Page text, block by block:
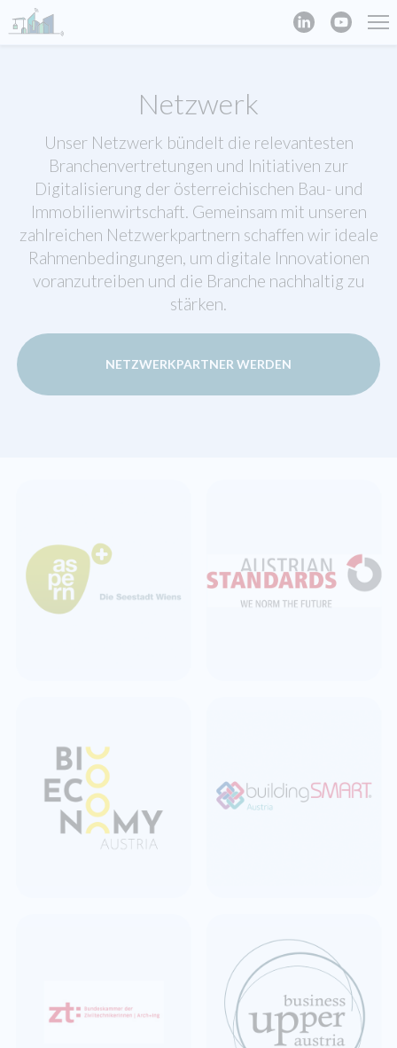
Netzwerk
Unser Netzwerk bündelt die relevantesten
Branchenvertretungen und Initiativen zur
Digitalisierung der österreichischen Bau- und
Immobilienwirtschaft. Gemeinsam mit unseren
zahlreichen Netzwerkpartnern schaffen wir ideale
Rahmenbedingungen, um digitale Innovationen
voranzutreiben und die Branche nachhaltig zu
stärken.
NETZWERKPARTNER WERDEN